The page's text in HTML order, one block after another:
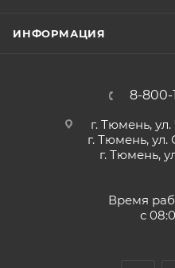
ИНФОРМАЦИЯ
8-800-
г. Тюмень, ул.
г. Тюмень, ул.
г. Тюмень,
Время
с